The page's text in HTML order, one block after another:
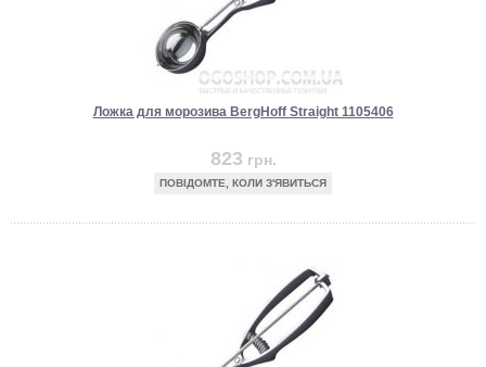
Ложка для морозива BergHoff Straight 1105406
823 грн.
ПОВІДОМТЕ, КОЛИ З'ЯВИТЬСЯ